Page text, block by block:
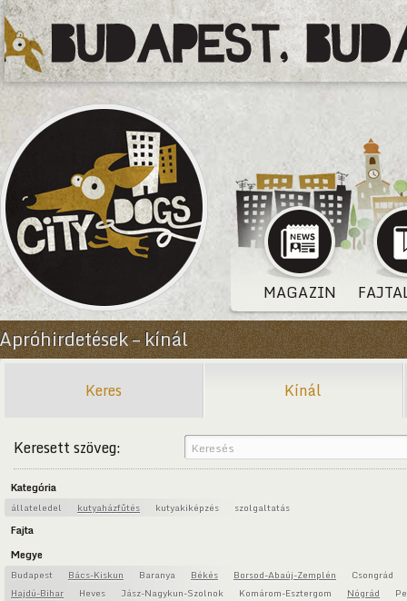
MAGAZIN
Apróhirdetések – kínál
Keres Kínál
Keresett szöveg:
Kategória
állateledel kutyaházfűtés kutyakiképzés szolgaltatás
Fajta
Megye
Budapest Bács-Kiskun Baranya Békés Borsod-Abaúj-Zemplén
Csongrád
Hajdú-Bihar
Heves Jász-Nagykun-Szolnok Komárom-Esztergom Nógrád